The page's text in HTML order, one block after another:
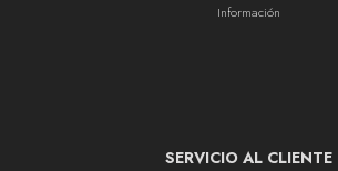
Información
SERVICIO AL CLIENTE